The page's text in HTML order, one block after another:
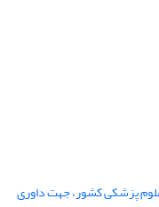
پزشکی کشور، جهت داوری